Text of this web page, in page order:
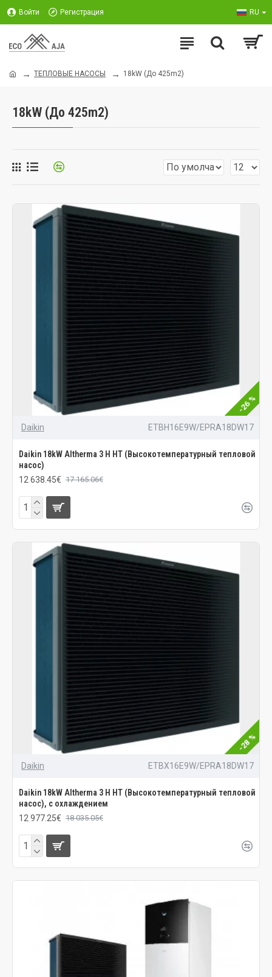
Войти Регистрация RU
ТЕПЛОВЫЕ НАСОСЫ 18kW (До 425m2)
18kW (До 425m2)
-26 %
Daikin ETBH16E9W/EPRA18DW17
Daikin 18kW Altherma 3 H HT (Высокотемпературный тепловой
насос)
12 638.45€ 17 165.06€
-28 %
Daikin ETBX16E9W/EPRA18DW17
Daikin 18kW Altherma 3 H HT (Высокотемпературный тепловой
насос), с охлаждением
12 977.25€ 18 035.05€